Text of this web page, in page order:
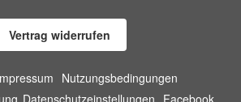
Vertrag widerrufen
Nutzungsbedingungen